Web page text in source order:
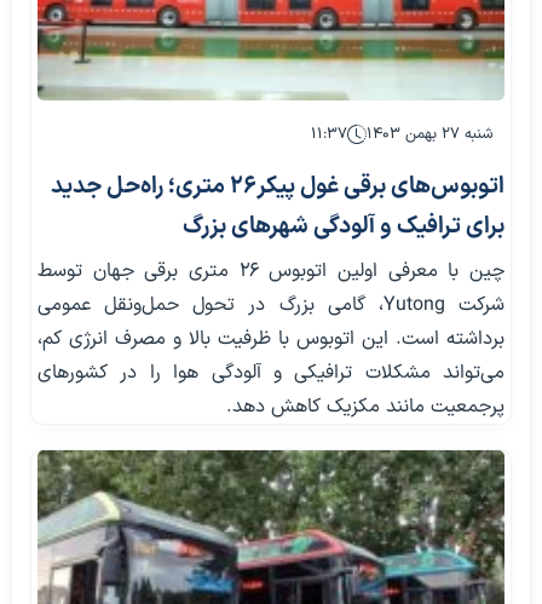
شنبه ۲۷ بهمن ۱۴۰۳ ۱۱:۳۷
اتوبوس‌های برقی غول پیکر۲۶ متری؛ راه‌حل جدید
برای ترافیک و آلودگی شهرهای بزرگ
چین با معرفی اولین اتوبوس ۲۶ متری برقی جهان توسط
شرکت Yutong، گامی بزرگ در تحول حمل‌ونقل عمومی
برداشته است. این اتوبوس با ظرفیت بالا و مصرف انرژی کم،
می‌تواند مشکلات ترافیکی و آلودگی هوا را در کشورهای
پرجمعیت مانند مکزیک کاهش دهد.